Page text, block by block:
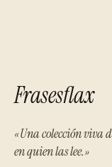
Frasesflax
«Una colección viva
en quien las lee.»